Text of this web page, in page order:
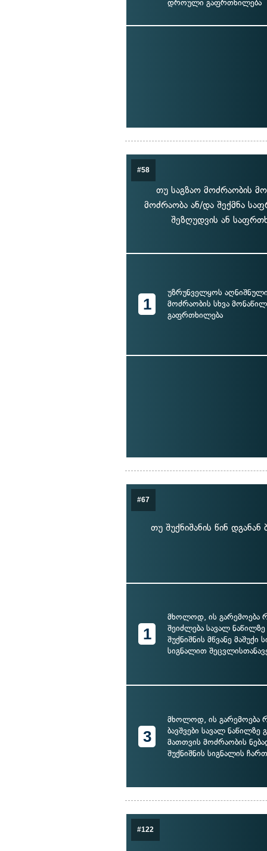
დროული გაფრთხილება
#58
თუ საგზაო მოძრაობის
მოძრაობა ან/და შექმნა
შეზღუდვის ან
1
უზრუნველყოს
მოძრაობის სხვა
გაფრთხილება
#67
თუ შუქნიშანის წინ
1
მხოლოდ, ის გარემოება
შეიძლება სავალ
შუქნიშნის მწვანე
სიგნალით
3
მხოლოდ, ის გარემოება
ბავშვები სავალ ნაწილზე
მათთვის მოძრაობის
შუქნიშნის სიგნალის
#122